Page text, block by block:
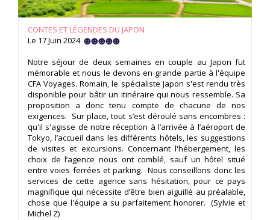
CONTES ET LÉGENDES DU JAPON
Le 17 Juin 2024
Notre séjour de deux semaines en couple au Japon fut
mémorable et nous le devons en grande partie à l'équipe
CFA Voyages. Romain, le spécialiste Japon s'est rendu très
disponible pour bâtir un itinéraire qui nous ressemble. Sa
proposition a donc tenu compte de chacune de nos
exigences. Sur place, tout s’est déroulé sans encombres :
qu'il s'agisse de notre réception à l’arrivée à l’aéroport de
Tokyo, l’accueil dans les différents hôtels, les suggestions
de visites et excursions. Concernant l'hébergement, les
choix de l’agence nous ont comblé, sauf un hôtel situé
entre voies ferrées et parking. Nous conseillons donc les
services de cette agence sans hésitation, pour ce pays
magnifique qui nécessite d’être bien aiguillé au préalable,
chose que l'équipe a su parfaitement honorer. (Sylvie et
Michel Z)